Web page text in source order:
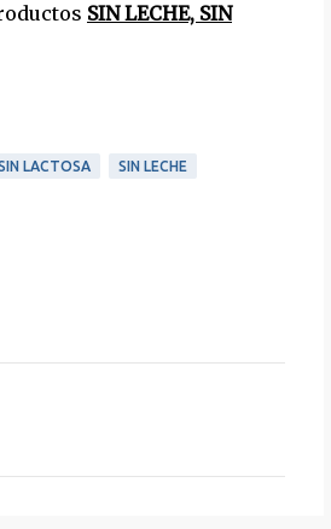
SIN LECHE, SIN
LACTOSA SIN LECHE